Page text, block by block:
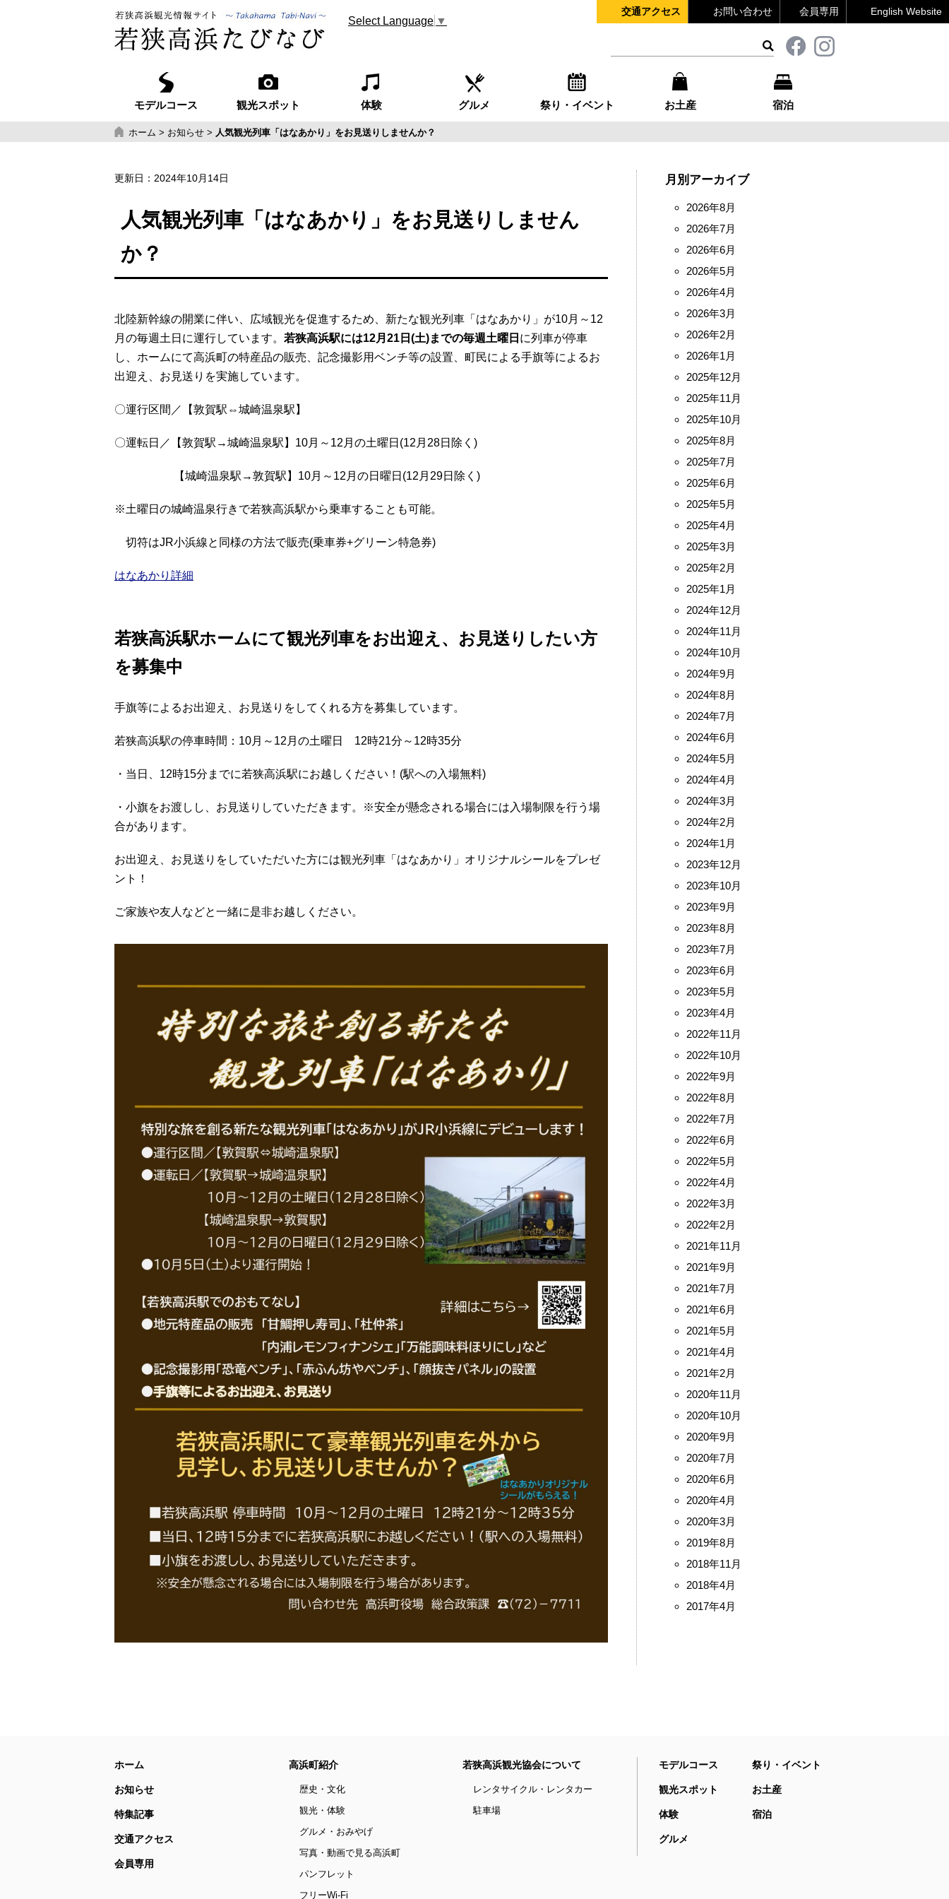
交通アクセス お問い合わせ 会員専用 English Website
Select Language ▼
モデルコース 観光スポット 体験 グルメ 祭り・イベント お土産 宿泊
ホーム > お知らせ > 人気観光列車「はなあかり」をお見送りしませんか？
更新日： 2024年10月14日
人気観光列車「はなあかり」をお見送りしません
か？
北陸新幹線の開業に伴い、広域観光を促進するため、新たな観光列車「はなあかり」が10月～12
月の毎週土日に運行しています。 若狭高浜駅には12月21日(土)までの毎週土曜日 に列車が停車
し、ホームにて高浜町の特産品の販売、記念撮影用ベンチ等の設置、町民による手旗等によるお
出迎え、お見送りを実施しています。
〇運行区間／【敦賀駅⇔城崎温泉駅】
〇運転日／【敦賀駅→城崎温泉駅】10月～12月の土曜日(12月28日除く)
【城崎温泉駅→敦賀駅】10月～12月の日曜日(12月29日除く)
※土曜日の城崎温泉行きで若狭高浜駅から乗車することも可能。
切符はJR小浜線と同様の方法で販売(乗車券+グリーン特急券)
はなあかり詳細
若狭高浜駅ホームにて観光列車をお出迎え、お見送りしたい方
を募集中
手旗等によるお出迎え、お見送りをしてくれる方を募集しています。
若狭高浜駅の停車時間：10月～12月の土曜日 12時21分～12時35分
・当日、12時15分までに若狭高浜駅にお越しください！(駅への入場無料)
・小旗をお渡しし、お見送りしていただきます。※安全が懸念される場合には入場制限を行う場
合があります。
お出迎え、お見送りをしていただいた方には観光列車「はなあかり」オリジナルシールをプレゼ
ント！
ご家族や友人などと一緒に是非お越しください。
月別アーカイブ
2026年8月
2026年7月
2026年6月
2026年5月
2026年4月
2026年3月
2026年2月
2026年1月
2025年12月
2025年11月
2025年10月
2025年8月
2025年7月
2025年6月
2025年5月
2025年4月
2025年3月
2025年2月
2025年1月
2024年12月
2024年11月
2024年10月
2024年9月
2024年8月
2024年7月
2024年6月
2024年5月
2024年4月
2024年3月
2024年2月
2024年1月
2023年12月
2023年10月
2023年9月
2023年8月
2023年7月
2023年6月
2023年5月
2023年4月
2022年11月
2022年10月
2022年9月
2022年8月
2022年7月
2022年6月
2022年5月
2022年4月
2022年3月
2022年2月
2021年11月
2021年9月
2021年7月
2021年6月
2021年5月
2021年4月
2021年2月
2020年11月
2020年10月
2020年9月
2020年7月
2020年6月
2020年4月
2020年3月
2019年8月
2018年11月
2018年4月
2017年4月
ホーム
お知らせ
特集記事
交通アクセス
会員専用
高浜町紹介
歴史・文化
観光・体験
グルメ・おみやげ
写真・動画で見る高浜町
パンフレット
フリーWi-Fi
若狭高浜観光協会について
レンタサイクル・レンタカー
駐車場
モデルコース
観光スポット
体験
グルメ
祭り・イベント
お土産
宿泊